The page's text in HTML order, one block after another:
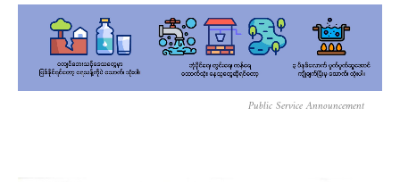
Public Service Announcement